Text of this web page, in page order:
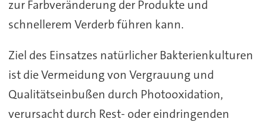
zur Farbveränderung der Produkte und
schnellerem Verderb führen kann.
Ziel des Einsatzes natürlicher Bakterienkulturen
ist die Vermeidung von Vergrauung und
Qualitätseinbußen durch Photooxidation,
verursacht durch Rest- oder eindringenden